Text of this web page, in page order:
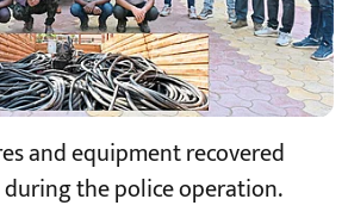
and equipment recovered
the police operation.